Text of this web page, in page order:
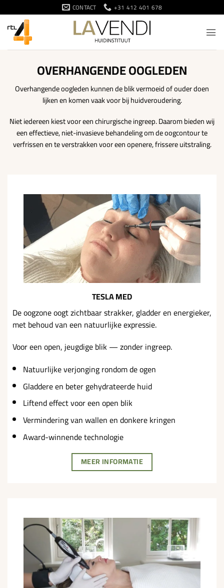
naar
inhoud
CONTACT +31 412 401 678
OVERHANGENDE OOGLEDEN
Overhangende oogleden kunnen de blik vermoeid of ouder doen
lijken en komen vaak voor bij huidveroudering.
Niet iedereen kiest voor een chirurgische ingreep. Daarom bieden wij
een effectieve, niet-invasieve behandeling om de oogcontour te
verfrissen en te verstrakken voor een openere, frissere uitstraling.
TESLA MED
De oogzone oogt zichtbaar strakker, gladder en energieker,
met behoud van een natuurlijke expressie.
Voor een open, jeugdige blik — zonder ingreep.
Natuurlijke verjonging rondom de ogen
Gladdere en beter gehydrateerde huid
Liftend effect voor een open blik
Vermindering van wallen en donkere kringen
Award-winnende technologie
MEER INFORMATIE